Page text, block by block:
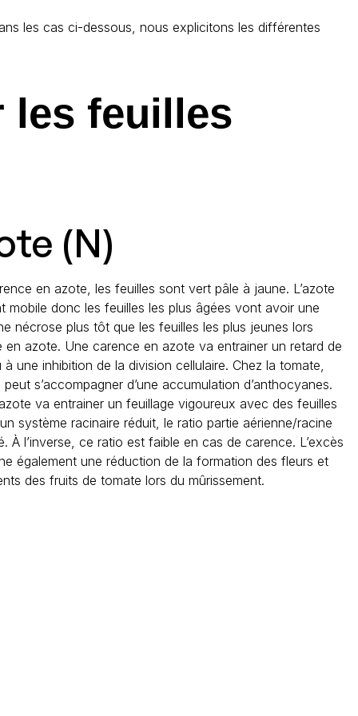
les cas ci-dessous, nous explicitons les différentes
les feuilles
(N)
en azote, les feuilles sont vert pâle à jaune. L’azote
mobile donc les feuilles les plus âgées vont avoir une
nécrose plus tôt que les feuilles les plus jeunes lors
en azote. Une carence en azote va entrainer un retard de
une inhibition de la division cellulaire. Chez la tomate,
s’accompagner d’une accumulation d’anthocyanes.
va entrainer un feuillage vigoureux avec des feuilles
système racinaire réduit, le ratio partie aérienne/racine
À l’inverse, ce ratio est faible en cas de carence. L’excès
également une réduction de la formation des fleurs et
des fruits de tomate lors du mûrissement.